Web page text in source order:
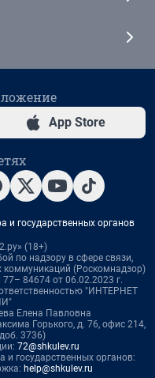
App Store
и государственных органов
(18+)
по надзору в сфере связи,
(Роскомнадзор)
84674 от 06.02.2023 г.
"ИНТЕРНЕТ
Елена Павловна
Горького, д. 76, офис 214,
3736)
72@shkulev.ru
государственных органов:
help@shkulev.ru